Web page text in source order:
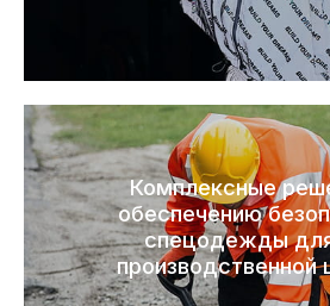
Комплексные
обеспечению
спецодежды
производственной